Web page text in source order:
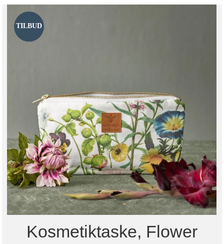
TILBUD
Kosmetiktaske, Flower